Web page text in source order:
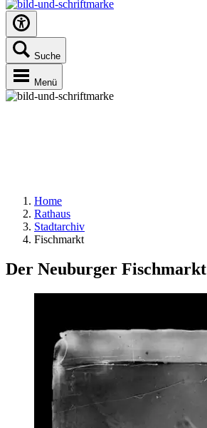
Suche
Menü
Home
Rathaus
Stadtarchiv
Fischmarkt
Der Neuburger Fischmarkt